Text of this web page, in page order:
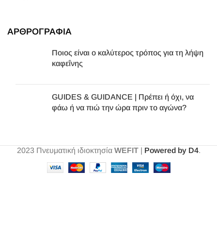
ΑΡΘΡΟΓΡΑΦΙΑ
Ποιος είναι ο καλύτερος τρόπος για τη λήψη
καφεΐνης
GUIDES & GUIDANCE | Πρέπει ή όχι, να
φάω ή να πιώ την ώρα πριν το αγώνα?
2023 Πνευματική ιδιοκτησία WEFIT| Powered by D4.